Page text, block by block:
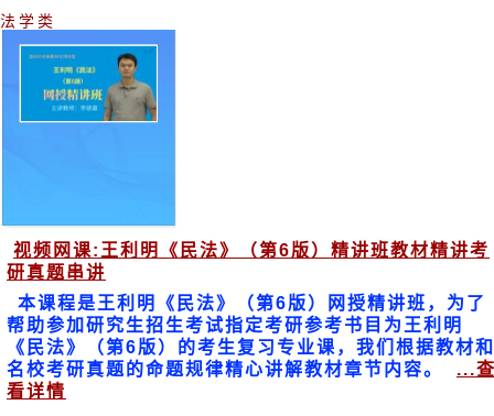
法学类
视频网课:王利明《民法》（第6版）精讲班教材精讲考
研真题串讲
本课程是王利明《民法》（第6版）网授精讲班，为了
帮助参加研究生招生考试指定考研参考书目为王利明
《民法》（第6版）的考生复习专业课，我们根据教材和
名校考研真题的命题规律精心讲解教材章节内容。
...
看详情